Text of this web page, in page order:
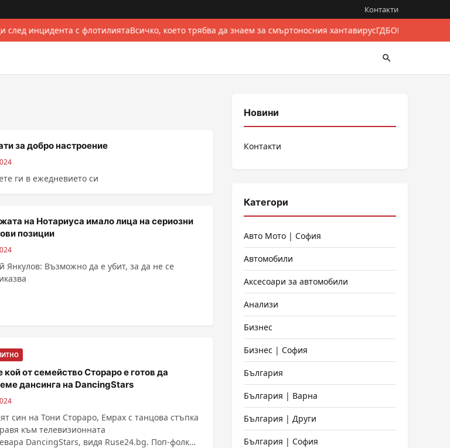
Контакти
инцидента с флотилиятаВсичко, което трябва да знаем за смъртоносния хантавирусГДБОП разби
за добро настроение
ги в ежедневието си
на Нотариуса имало лица на сериозни
позиции
Янкулов: Възможно да е убит, за да не се
кой от семейство Стораро е готов да
дансинга на DancingStars
син на Тони Стораро, Емрах с танцова стъпка
към телевизионната
DancingStars, видя Ruse24.bg. Поп-фолк
Новини
Контакти
Категори
Авто Мото | София
Автомобили
Аксесоари за автомобили
Анализи
Бизнес
Бизнес | София
България
България | Варна
България | Други
България | София